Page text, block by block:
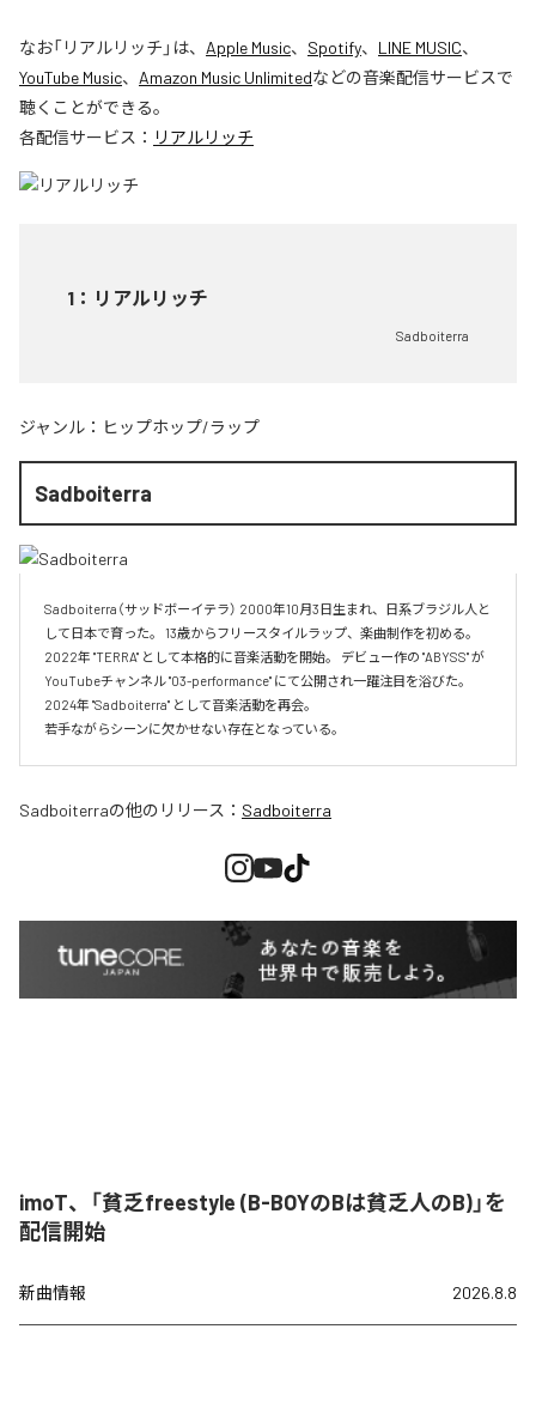
なお「リアルリッチ 」は、 Apple Music、 Spotify、 LINE MUSIC、
YouTube Music、 Amazon Music Unlimitedなどの音楽配信サービスで
聴くことができる。
各配信サービス： リアルリッチ
1 ： リアルリッチ
Sadboiterra
ジャンル： ヒップホップ/ラップ
Sadboiterra
Sadboiterra（サッドボーイテラ） 2000年10月3日生まれ、日系ブラジル人と
して日本で育った。 13歳からフリースタイルラップ、楽曲制作を初める。
2022年 "TERRA" として本格的に音楽活動を開始。 デビュー作の "ABYSS" が
YouTubeチャンネル "03-performance" にて公開され一躍注目を浴びた。
2024年 "Sadboiterra" として音楽活動を再会。
若手ながらシーンに欠かせない存在となっている。
Sadboiterraの他のリリース： Sadboiterra
imoT、「貧乏freestyle (B-BOYのBは貧乏人のB)」を
配信開始
新曲情報 2026.8.8